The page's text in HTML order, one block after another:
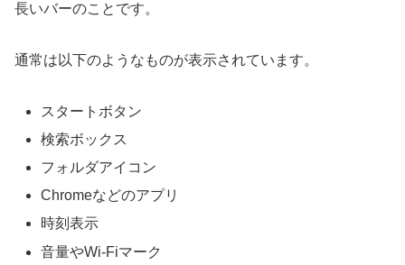
長いバーのことです。
通常は以下のようなものが表示されています。
スタートボタン
検索ボックス
フォルダアイコン
Chromeなどのアプリ
時刻表示
音量やWi-Fiマーク